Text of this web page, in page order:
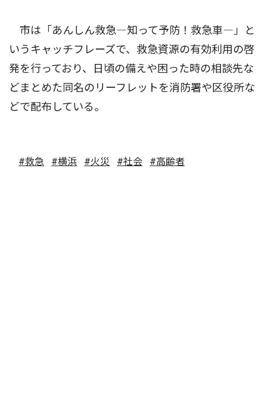
市は「あんしん救急―知って予防！救急車―」と
いうキャッチフレーズで、救急資源の有効利用の啓
発を行っており、日頃の備えや困った時の相談先な
どまとめた同名のリーフレットを消防署や区役所な
どで配布している。
#救急 #横浜 #火災 #社会 #高齢者